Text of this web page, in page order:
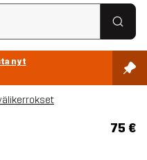
nyt
75 €